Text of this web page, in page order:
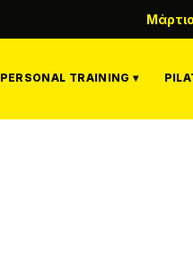
PERSONAL TRAINING ▾